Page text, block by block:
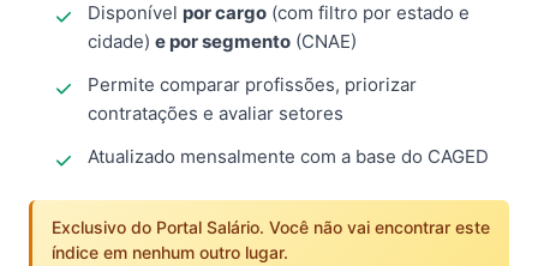
Disponível por cargo (com filtro por estado e
cidade) e por segmento (CNAE)
Permite comparar profissões, priorizar
contratações e avaliar setores
Atualizado mensalmente com a base do CAGED
Exclusivo do Portal Salário. Você não vai encontrar este
índice em nenhum outro lugar.